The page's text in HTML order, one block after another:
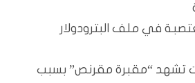
في ملف البترودولار
تشهد “مقبرة مقرنص” بسبب